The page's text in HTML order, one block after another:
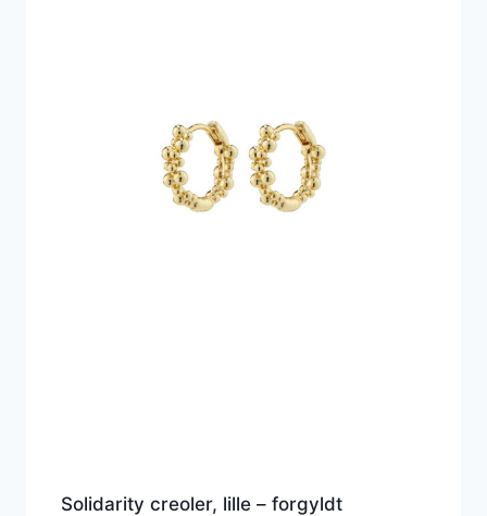
Solidarity creoler, lille – forgyldt